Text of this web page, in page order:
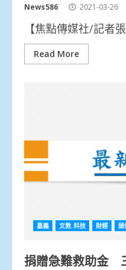
News586 2021-03-26
【焦點傳媒社/記者
Read More
嘉義 文教.科技 財經 頭
捐贈急難救助金